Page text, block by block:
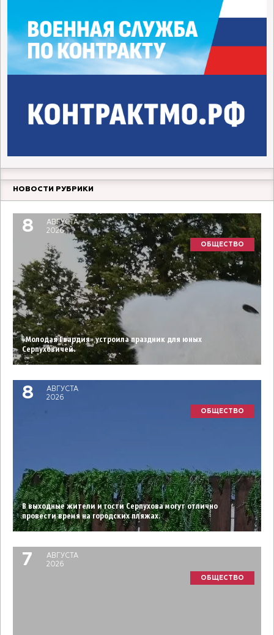
НОВОСТИ РУБРИКИ
8
АВГУСТА
2026
ОБЩЕСТВО
«Молодая Гвардия» устроила праздник для юных
Серпуховичей.
8
АВГУСТА
2026
ОБЩЕСТВО
В выходные жители и гости Серпухова могут отлично
провести время на городских пляжах.
7
АВГУСТА
2026
ОБЩЕСТВО